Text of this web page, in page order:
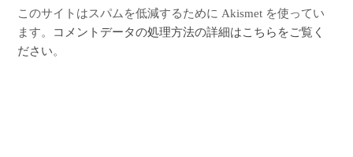
このサイトはスパムを低減するために Akismet を使ってい
ます。 コメントデータの処理方法の詳細はこちらをご覧く
ださい。